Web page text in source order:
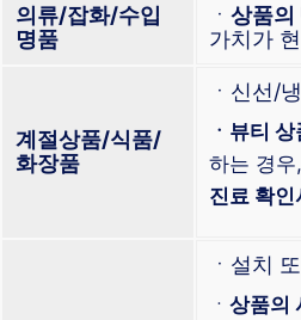
의류/잡화/수입
명품
ㆍ 상품의
가치가
계절상품/식품/
화장품
ㆍ신선/
ㆍ뷰티 상
하는 경우,
진료 확인
ㆍ설치
ㆍ 상품의